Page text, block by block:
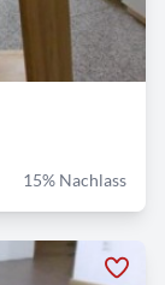
15% Nachlass